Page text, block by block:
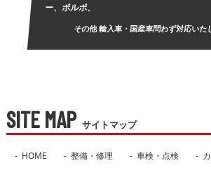
ー、ボルボ、
その他 輸入車・国産車問わず対応いた
SITE MAP サイトマップ
HOME 整備・修理 車検・点検